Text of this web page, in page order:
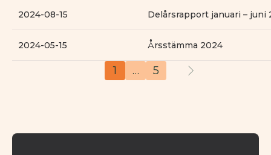
2024-08-15 Delårsrapport januari – juni
2024-05-15 Årsstämma 2024
1 … 5